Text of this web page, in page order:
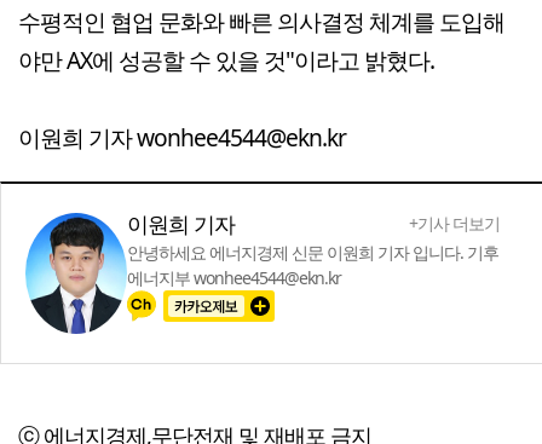
수평적인 협업 문화와 빠른 의사결정 체계를 도입해
야만 AX에 성공할 수 있을 것"이라고 밝혔다.
이원희 기자 wonhee4544@ekn.kr
이원희 기자
+기사 더보기
안녕하세요 에너지경제 신문 이원희 기자 입니다. 기후
에너지부 wonhee4544@ekn.kr
ⓒ 에너지경제,무단전재 및 재배포 금지